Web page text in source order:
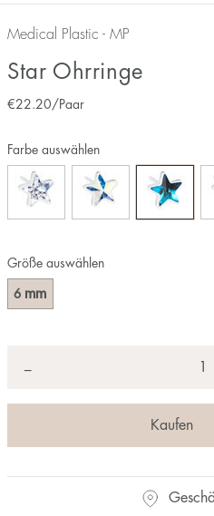
Medical Plastic - MP
Star Ohrringe
€22.20/Paar
Größe auswählen
6 mm
Farbe auswählen
−